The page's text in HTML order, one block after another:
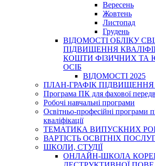
Вересень
Жовтень
Листопад
Грудень
ВІДОМОСТІ ОБЛІКУ
ПІДВИЩЕННЯ
КОШТИ ФІЗИЧНИХ ТА
ОСІБ
ВІДОМОСТІ 2025
ПЛАН-ГРАФІК ПІДВИЩЕННЯ
Програма ПК для фахової
Робочі навчальні програми
Освітньо-професійні програми
кваліфікації
ТЕМАТИКА ВИПУСКНИХ
ВАРТІСТЬ ОСВІТНІХ
ШКОЛИ, СТУДІЇ
ОНЛАЙН-ШКОЛА